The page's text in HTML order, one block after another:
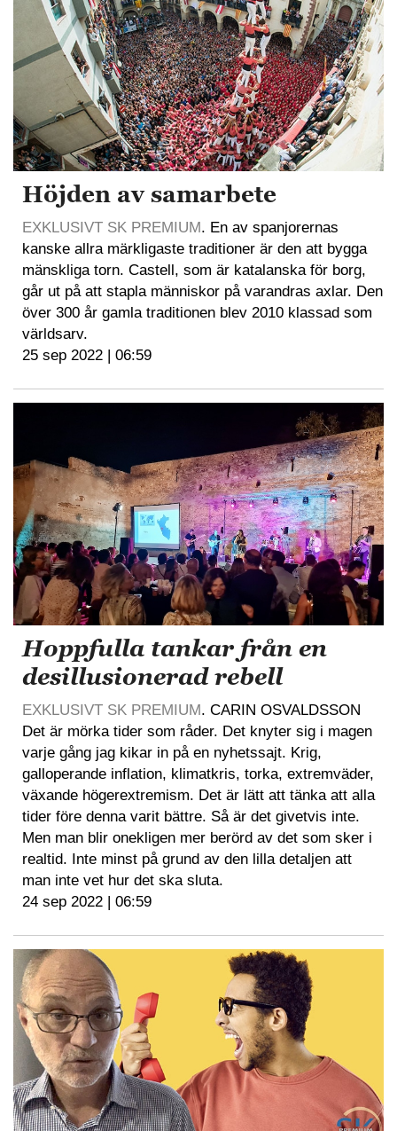
Höjden av samarbete
EXKLUSIVT SK PREMIUM. En av spanjorernas
kanske allra märkligaste traditioner är den att bygga
mänskliga torn. Castell, som är katalanska för borg,
går ut på att stapla människor på varandras axlar. Den
över 300 år gamla traditionen blev 2010 klassad som
världsarv.
25 sep 2022 | 06:59
Hoppfulla tankar från en
desillusionerad rebell
EXKLUSIVT SK PREMIUM. CARIN OSVALDSSON
Det är mörka tider som råder. Det knyter sig i magen
varje gång jag kikar in på en nyhetssajt. Krig,
galloperande inflation, klimatkris, torka, extremväder,
växande högerextremism. Det är lätt att tänka att alla
tider före denna varit bättre. Så är det givetvis inte.
Men man blir onekligen mer berörd av det som sker i
realtid. Inte minst på grund av den lilla detaljen att
man inte vet hur det ska sluta.
24 sep 2022 | 06:59